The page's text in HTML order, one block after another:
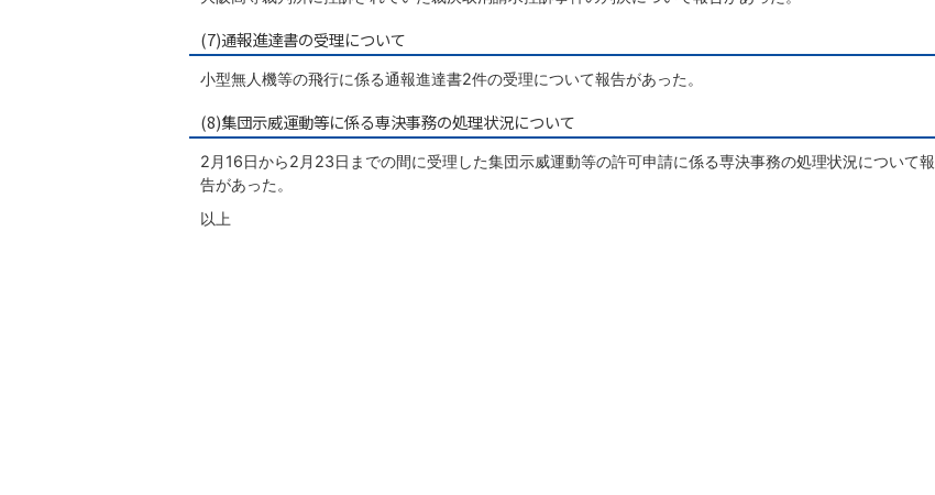
(7)通報進達書の受理について
小型無人機等の飛行に係る通報進達書2件の受理について報告があった。
(8)集団示威運動等に係る専決事務の処理状況について
2月16日から2月23日までの間に受理した集団示威運動等の許可申請に係る専決事務の処理状況について報
告があった。
以上